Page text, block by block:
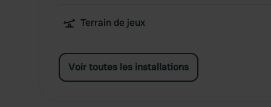
Terrain de jeux
Voir toutes les installations